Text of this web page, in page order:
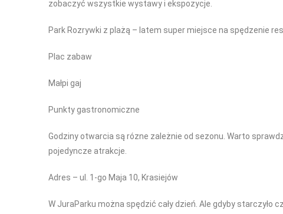
zobaczyć wszystkie wystawy i ekspozycje.
Park Rozrywki z plażą – latem super miejsce na spędzenie
Plac zabaw
Małpi gaj
Punkty gastronomiczne
Godziny otwarcia są rózne zależnie od sezonu. Warto
pojedyncze atrakcje.
Adres – ul. 1-go Maja 10, Krasiejów
W JuraParku można spędzić cały dzień. Ale gdyby